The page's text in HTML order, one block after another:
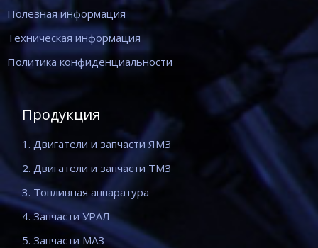
Полезная информация
Техническая информация
Политика конфиденциальности
Продукция
1. Двигатели и запчасти ЯМЗ
2. Двигатели и запчасти ТМЗ
3. Топливная аппаратура
4. Запчасти УРАЛ
5. Запчасти МАЗ